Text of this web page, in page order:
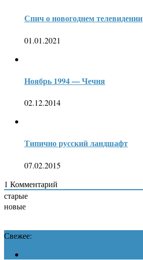
Спич о новогоднем телевидении
01.01.2021
Ноябрь 1994 — Чечня
02.12.2014
Типично русский ландшафт
07.02.2015
1 Комментарий
старые
новые
Свежее: